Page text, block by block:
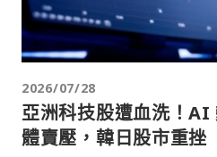
2026/07/28
亞洲科技股遭血洗！AI
體賣壓，韓日股市重挫